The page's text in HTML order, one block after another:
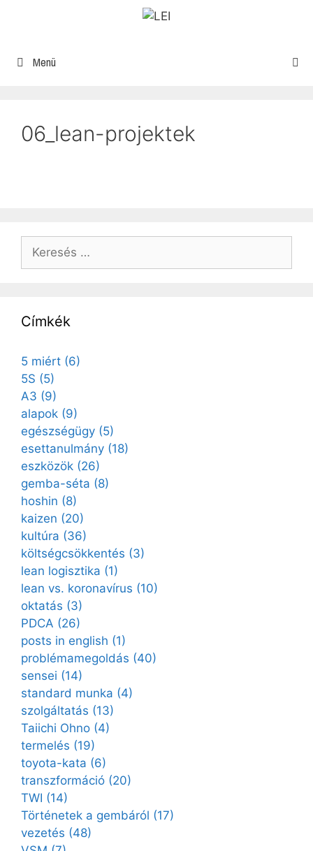
Menü
06_lean-projektek
Címkék
5 miért (6)
5S (5)
A3 (9)
alapok (9)
egészségügy (5)
esettanulmány (18)
eszközök (26)
gemba-séta (8)
hoshin (8)
kaizen (20)
kultúra (36)
költségcsökkentés (3)
lean logisztika (1)
lean vs. koronavírus (10)
oktatás (3)
PDCA (26)
posts in english (1)
problémamegoldás (40)
sensei (14)
standard munka (4)
szolgáltatás (13)
Taiichi Ohno (4)
termelés (19)
toyota-kata (6)
transzformáció (20)
TWI (14)
Történetek a gembáról (17)
vezetés (48)